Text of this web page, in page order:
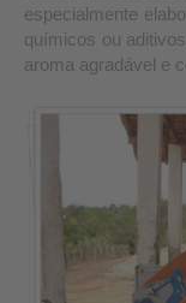
especialmente
químicos ou
aroma agradável e